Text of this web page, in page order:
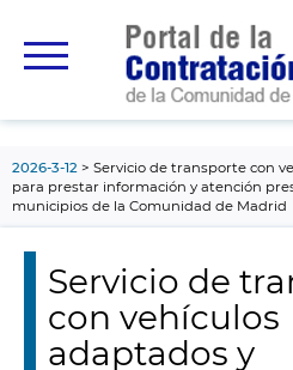
principal
2026-3-12
Servicio de transporte con
para prestar información y atención
municipios de la Comunidad de Madrid
Servicio de
con vehículos
adaptados y